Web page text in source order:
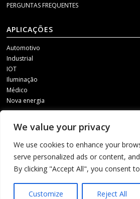
We value your privacy
We use cookies to enhance your
serve personalized ads or content,
By clicking "Accept All", you consent
Customize Reject All
PERGUNTAS FREQUENTES
APLICAÇÕES
Automotivo
Industrial
IOT
Iluminação
Médico
Nova energia
MÍDIA SOCIAL
Para receber nossas atualizações, entre em
um dos seguintes canais.